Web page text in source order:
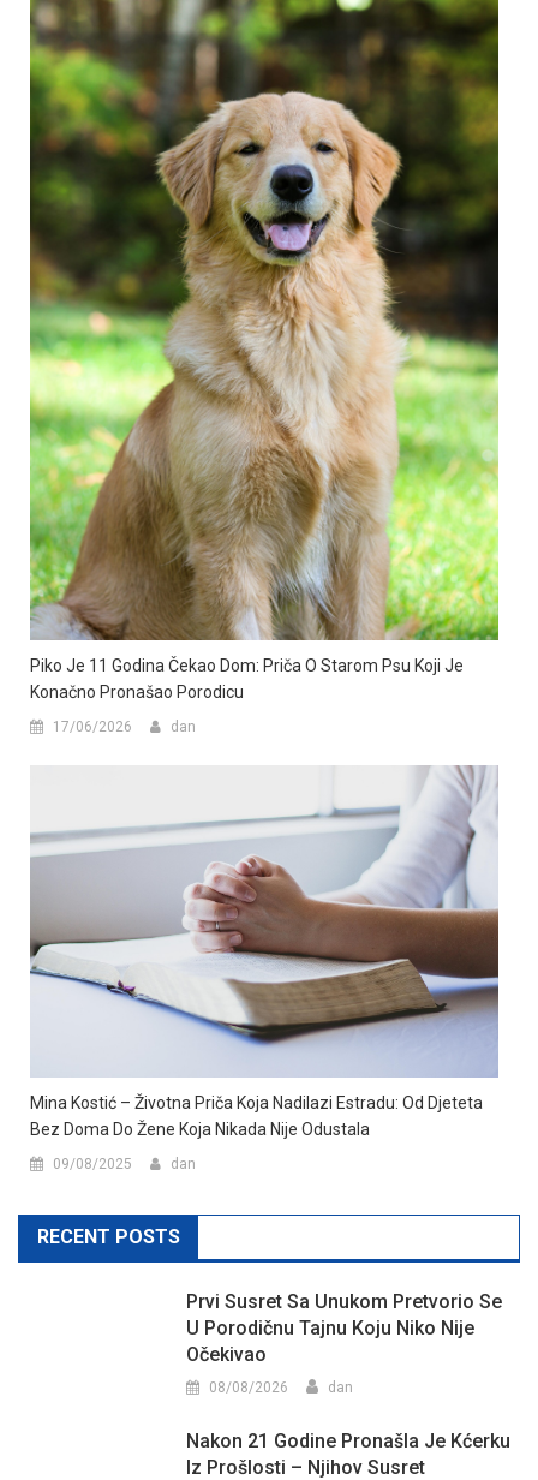
Piko Je 11 Godina Čekao Dom: Priča O Starom Psu Koji Je
Konačno Pronašao Porodicu
17/06/2026 dan
Mina Kostić – Životna Priča Koja Nadilazi Estradu: Od Djeteta
Bez Doma Do Žene Koja Nikada Nije Odustala
09/08/2025 dan
RECENT POSTS
Prvi Susret Sa Unukom Pretvorio Se
U Porodičnu Tajnu Koju Niko Nije
Očekivao
08/08/2026 dan
Nakon 21 Godine Pronašla Je Kćerku
Iz Prošlosti – Njihov Susret